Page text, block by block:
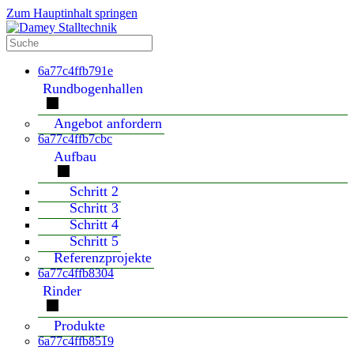
Zum Hauptinhalt springen
6a77c4ffb791e
Rundbogenhallen
Angebot anfordern
6a77c4ffb7cbc
Aufbau
Schritt 2
Schritt 3
Schritt 4
Schritt 5
Referenzprojekte
6a77c4ffb8304
Rinder
Produkte
6a77c4ffb8519